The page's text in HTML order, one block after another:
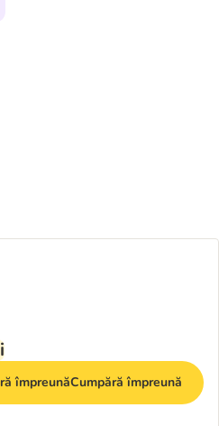
împreunăCumpără împreună